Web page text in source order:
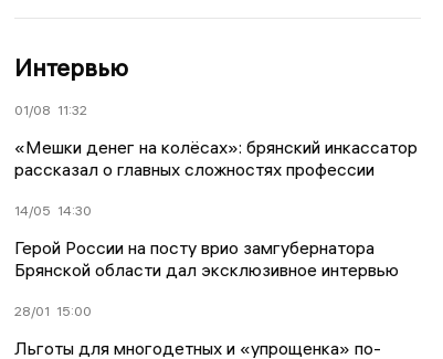
Интервью
01/08 11:32
«Мешки денег на колёсах»: брянский инкассатор
рассказал о главных сложностях профессии
14/05 14:30
Герой России на посту врио замгубернатора
Брянской области дал эксклюзивное интервью
28/01 15:00
Льготы для многодетных и «упрощенка» по-